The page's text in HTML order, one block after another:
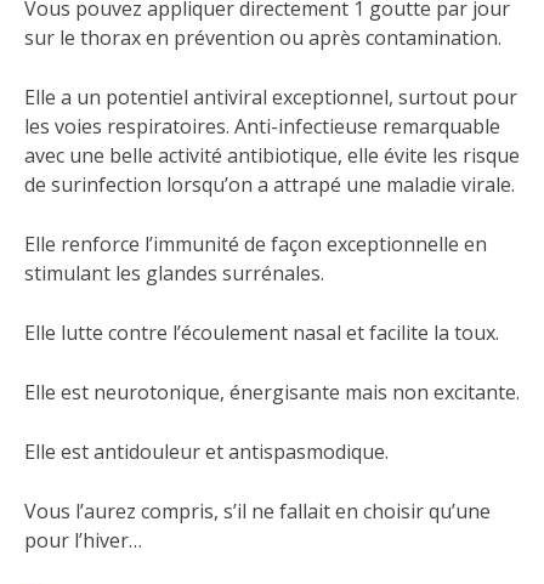
Vous pouvez appliquer directement 1 goutte par jour
sur le thorax en prévention ou après contamination.
Elle a un potentiel antiviral exceptionnel, surtout pour
les voies respiratoires. Anti-infectieuse remarquable
avec une belle activité antibiotique, elle évite les risque
de surinfection lorsqu’on a attrapé une maladie virale.
Elle renforce l’immunité de façon exceptionnelle en
stimulant les glandes surrénales.
Elle lutte contre l’écoulement nasal et facilite la toux.
Elle est neurotonique, énergisante mais non excitante.
Elle est antidouleur et antispasmodique.
Vous l’aurez compris, s’il ne fallait en choisir qu’une
pour l’hiver…